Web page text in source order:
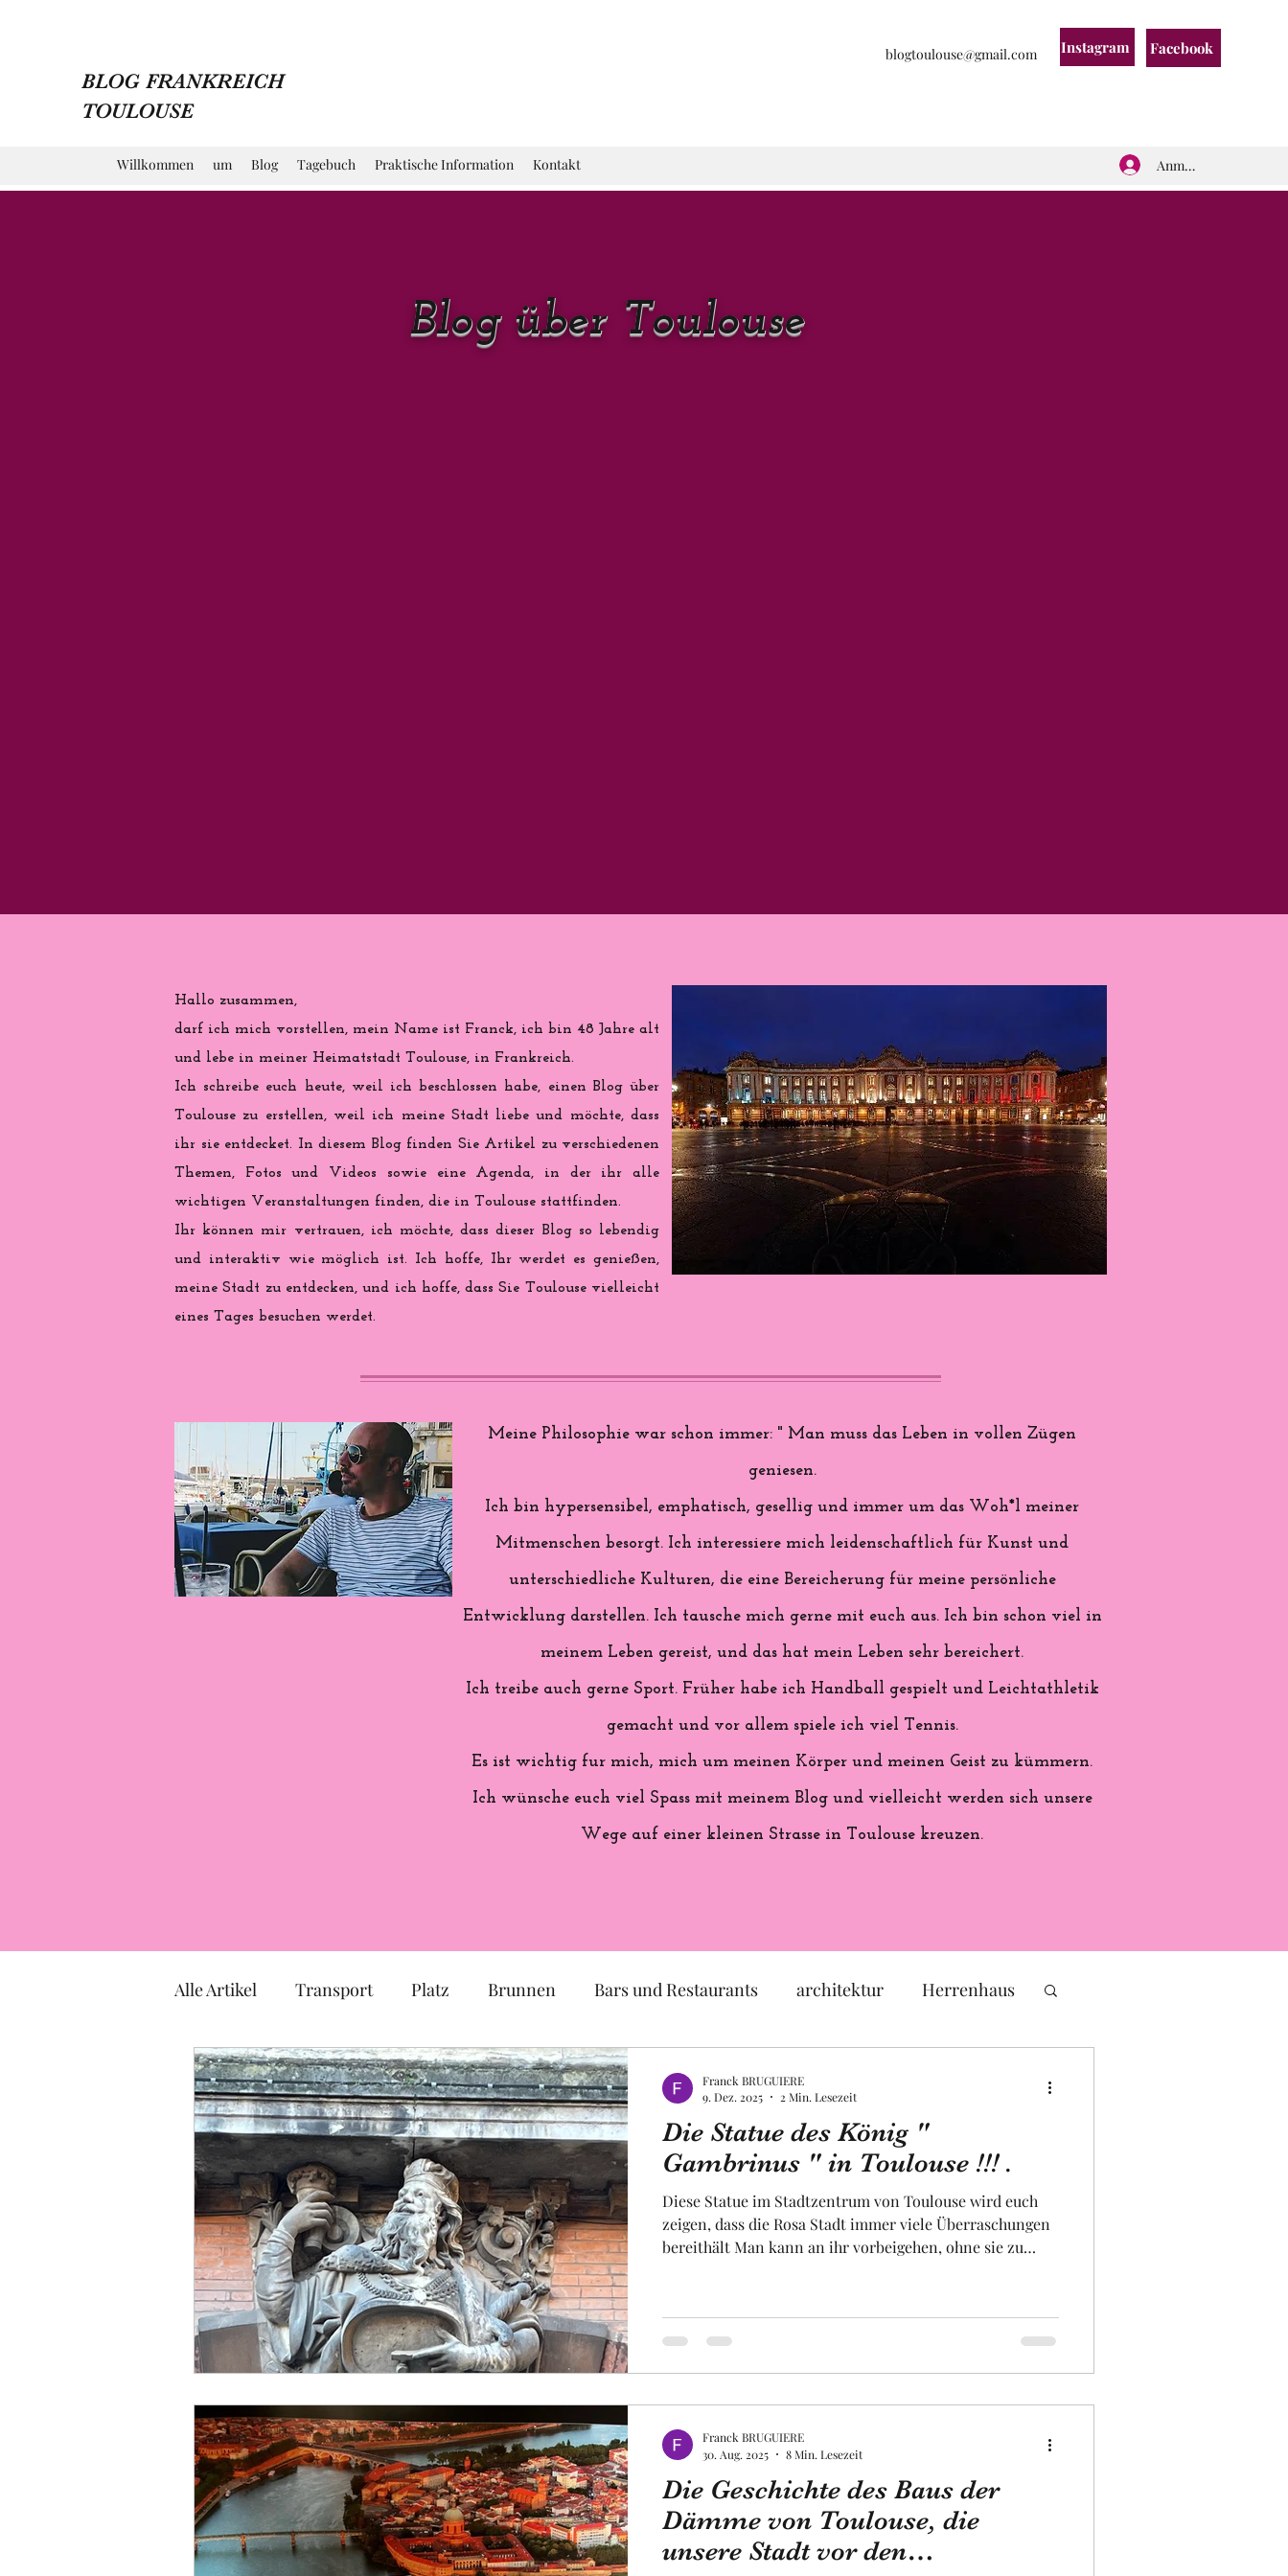
BLOG FRANKREICH
TOULOUSE
blogtoulouse@gmail.com Instagram Facebook
Willkommen um Blog Tagebuch Praktische Information Kontakt Anmelden
Blog über Toulouse
Hallo zusammen,
darf ich mich vorstellen, mein Name ist Franck, ich bin 48 Jahre alt
und lebe in meiner Heimatstadt Toulouse, in Frankreich.
Ich schreibe euch heute, weil ich beschlossen habe, einen Blog über
Toulouse zu erstellen, weil ich meine Stadt liebe und möchte, dass
ihr sie entdecket. In diesem Blog finden Sie Artikel zu verschiedenen
Themen, Fotos und Videos sowie eine Agenda, in der ihr alle
wichtigen Veranstaltungen finden, die in Toulouse stattfinden.
Ihr können mir vertrauen, ich möchte, dass dieser Blog so lebendig
und interaktiv wie möglich ist. Ich hoffe, Ihr werdet es genießen,
meine Stadt zu entdecken, und ich hoffe, dass Sie Toulouse vielleicht
eines Tages besuchen werdet.
Meine Philosophie war schon immer: " Man muss das Leben in vollen Zügen
geniesen.
Ich bin hypersensibel, emphatisch, gesellig und immer um das Woh*l meiner
Mitmenschen besorgt. Ich interessiere mich leidenschaftlich für Kunst und
unterschiedliche Kulturen, die eine Bereicherung für meine persönliche
Entwicklung darstellen. Ich tausche mich gerne mit euch aus. Ich bin schon viel in
meinem Leben gereist, und das hat mein Leben sehr bereichert.
Ich treibe auch gerne Sport. Früher habe ich Handball gespielt und Leichtathletik
gemacht und vor allem spiele ich viel Tennis.
Es ist wichtig fur mich, mich um meinen Körper und meinen Geist zu kümmern.
Ich wünsche euch viel Spass mit meinem Blog und vielleicht werden sich unsere
Wege auf einer kleinen Strasse in Toulouse kreuzen.
Alle Artikel Transport Platz Brunnen Bars und Restaurants architektur Herrenhaus
Markt Kirche Museum Garten Ausstellung
TOULOUSE Okzitanien Politik Statue Skulptur Pastell lokales Handwerk
Designer Handwerker Obst und Gemüse Luftfahrt Fakultät Universität
Religion Festival Europa Raum
Die Statue des König "
Gambrinus " in Toulouse !!! .
Diese Statue im Stadtzentrum von Toulouse wird euch
zeigen, dass die Rosa Stadt immer viele Überraschungen
bereithält Man kann an ihr vorbeigehen, ohne sie zu
Toulouse und nicht einmal aus Frankreich stammt Ich
werde euch die Geschichte dieser Statue erzählen, die
Franck BRUGUIERE
9. Dez. 2025
2 Min. Lesezeit
Die Geschichte des Baus der
Dämme von Toulouse, die
unsere Stadt vor den
Franck BRUGUIERE
30. Aug. 2025
8 Min. Lesezeit